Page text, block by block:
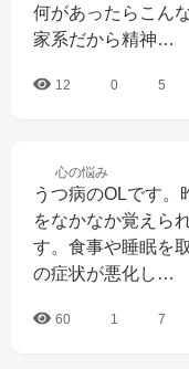
何があったらこん
家系だから精神…
12 0 5
心の悩み
うつ病のOLです。
をなかなか覚えら
す。食事や睡眠を
の症状が悪化し…
60 1 7